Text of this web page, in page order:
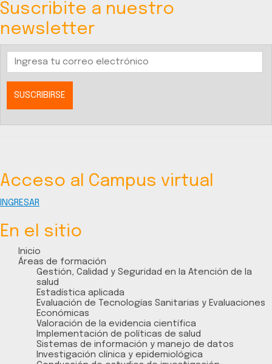
Suscribite a nuestro
newsletter
Acceso al Campus virtual
INGRESAR
En el sitio
Inicio
Áreas de formación
Gestión, Calidad y Seguridad en la Atención de la
salud
Estadística aplicada
Evaluación de Tecnologías Sanitarias y Evaluaciones
Económicas
Valoración de la evidencia científica
Implementación de políticas de salud
Sistemas de información y manejo de datos
Investigación clínica y epidemiológica